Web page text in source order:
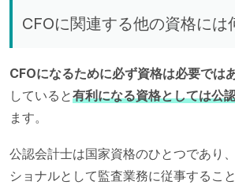
CFOに関連する他の資格には
CFOになるために必ず資格は必要では
していると有利になる資格としては公
ます。
公認会計士は国家資格のひとつであり
ショナルとして監査業務に従事するこ